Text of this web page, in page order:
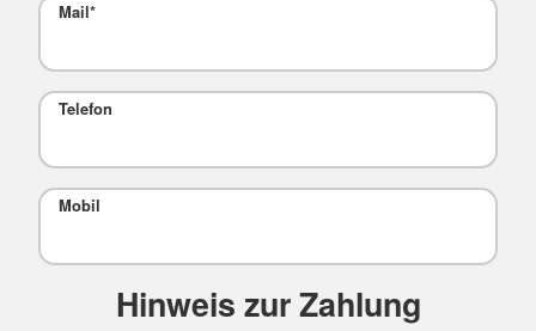
Mail*
Telefon
Mobil
Hinweis zur Zahlung